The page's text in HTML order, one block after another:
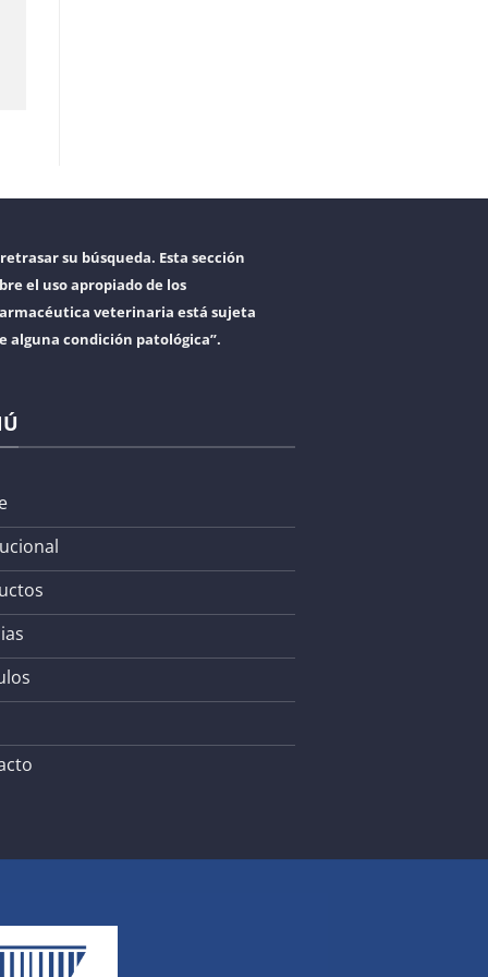
su búsqueda. Esta sección
el uso apropiado de los
veterinaria está sujeta
alguna condición patológica”.